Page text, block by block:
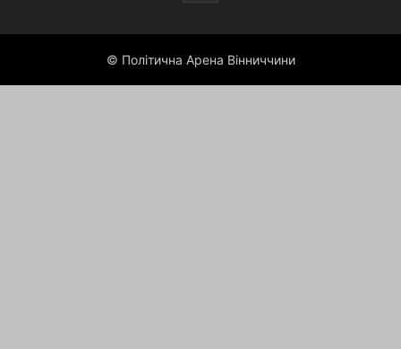
© Політична Арена Вінниччини